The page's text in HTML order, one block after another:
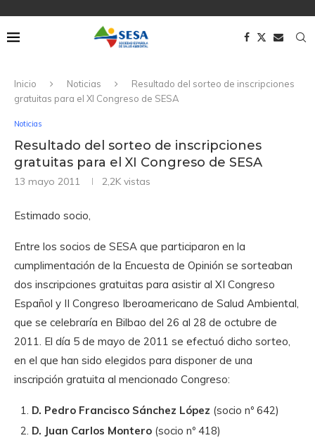
Inicio Noticias
Resultado del sorteo de inscripciones
gratuitas para el XI Congreso de SESA
Noticias
Resultado del sorteo de inscripciones
gratuitas para el XI Congreso de SESA
13 mayo 2011 2,2K vistas
Estimado socio,
Entre los socios de SESA que participaron en la
cumplimentación de la Encuesta de Opinión se sorteaban
dos inscripciones gratuitas para asistir al XI Congreso
Español y II Congreso Iberoamericano de Salud Ambiental,
que se celebraría en Bilbao del 26 al 28 de octubre de
2011. El día 5 de mayo de 2011 se efectuó dicho sorteo,
en el que han sido elegidos para disponer de una
inscripción gratuita al mencionado Congreso:
D. Pedro Francisco Sánchez López (socio nº 642)
D. Juan Carlos Montero (socio nº 418)